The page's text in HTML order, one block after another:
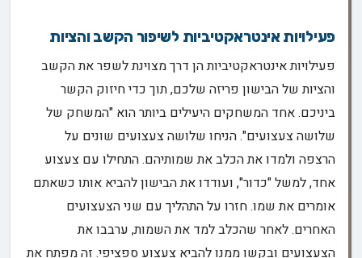
פעילויות אינטראקטיביות לשיפור הקשב והציות
פעילויות אינטראקטיביות הן דרך מצוינת לשפר את הקשב
והציות של הבישון פריזה שלכם, תוך כדי חיזוק הקשר
ביניכם. אחד המשחקים היעילים ביותר הוא "המשחק של
שלושה צעצועים". הניחו שלושה צעצועים שונים על
הרצפה ולמדו את הכלב את שמותיהם. התחילו עם צעצוע
אחד, למשל "כדור", ועודדו את הבישון להביא אותו כשאתם
אומרים את שמו. חזרו על התהליך עם שני הצעצועים
האחרים. לאחר שהכלב למד את השמות, ערבבו את
הצעצועים ובקשו ממנו להביא צעצוע ספציפי. זה מפתח את